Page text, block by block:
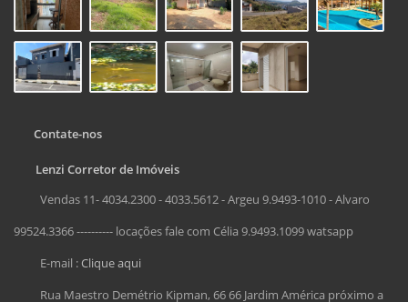
Contate-nos
Lenzi Corretor de Imóveis
Vendas 11- 4034.2300 - 4033.5612 - Argeu 9.9493-1010 - Alvaro
99524.3366 ---------- locações fale com Célia 9.9493.1099 watsapp
E-mail :Clique aqui
Rua Maestro Demétrio Kipman, 66 66 Jardim América próximo a